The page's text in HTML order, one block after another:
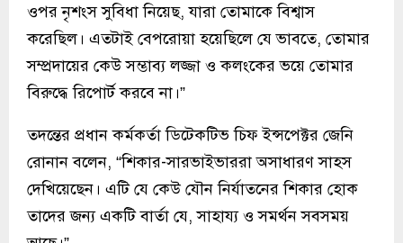
ওপর নৃশংস সুবিধা নিয়েছ, যারা তোমাকে বিশ্বাস
করেছিল। এতটাই বেপরোয়া হয়েছিলে যে ভাবতে, তোমার
সম্প্রদায়ের কেউ সম্ভাব্য লজ্জা ও কলংকের ভয়ে তোমার
বিরুদ্ধে রিপোর্ট করবে না।”
তদন্তের প্রধান কর্মকর্তা ডিটেকটিভ চিফ ইন্সপেক্টর জেনি
রোনান বলেন, “শিকার-সারভাইভাররা অসাধারণ সাহস
দেখিয়েছেন। এটি যে কেউ যৌন নির্যাতনের শিকার হোক
তাদের জন্য একটি বার্তা যে, সাহায্য ও সমর্থন সবসময়